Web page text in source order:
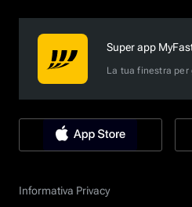
Super app
La tua finestra per
Informativa Privacy